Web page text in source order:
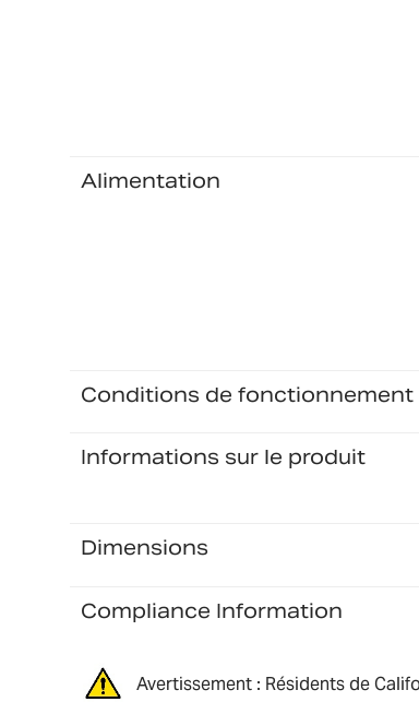
Alimentation
Conditions de fonctionnement
Informations sur le produit
Dimensions
Compliance Information
Avertissement : Résidents de